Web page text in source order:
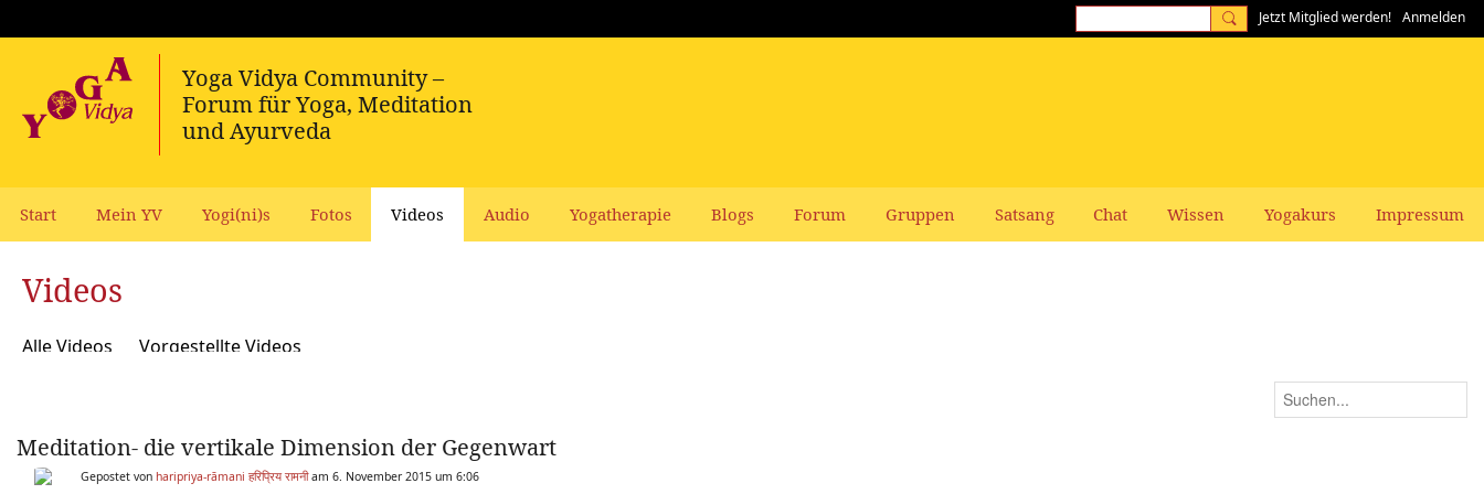
Jetzt Mitglied werden! Anmelden
Start Mein YV Yogi(ni)s Fotos Videos Audio Yogatherapie Blogs Forum Gruppen Satsang Chat Wissen Yogakurs Impressum
Videos
Alle Videos Vorgestellte Videos
Meditation- die vertikale Dimension der Gegenwart
Gepostet von haripriya-rāmani हरिप्रिय रामनीam 6. November 2015 um 6:06